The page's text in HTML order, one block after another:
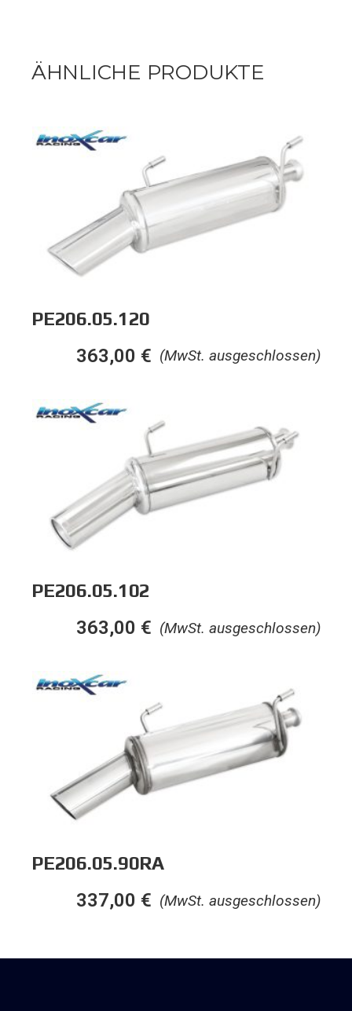
ÄHNLICHE PRODUKTE
PE206.05.120
(MwSt. ausgeschlossen)
363,00 €
PE206.05.102
(MwSt. ausgeschlossen)
363,00 €
PE206.05.90RA
(MwSt. ausgeschlossen)
337,00 €